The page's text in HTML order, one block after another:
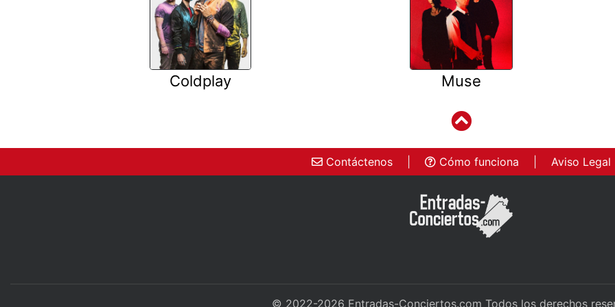
Coldplay Muse
Contáctenos Cómo funciona Aviso Legal
© 2022-2026 Entradas-Conciertos.com Todos los derechos